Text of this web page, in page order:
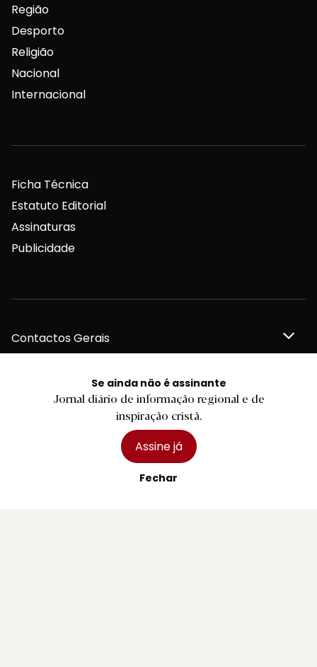
Se ainda não é assinante
Jornal diário de informação regional e de
inspiração cristã.
Assine já
Fechar
Região
Desporto
Religião
Nacional
Internacional
Ficha Técnica
Estatuto Editorial
Assinaturas
Publicidade
Contactos Gerais
Redação
Departamento Comercial